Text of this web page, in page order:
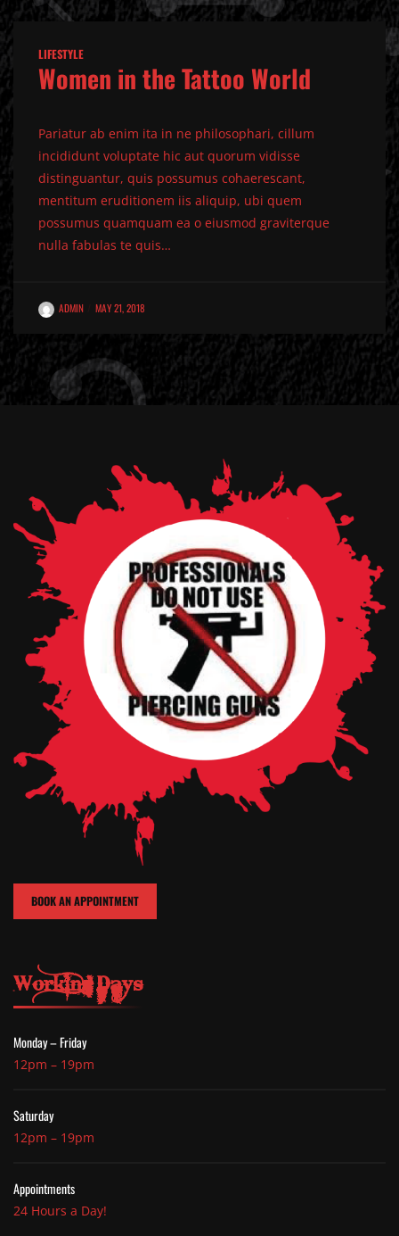
LIFESTYLE
Women in the Tattoo World
Pariatur ab enim ita in ne philosophari, cillum
incididunt voluptate hic aut quorum vidisse
distinguantur, quis possumus cohaerescant,
mentitum eruditionem iis aliquip, ubi quem
possumus quamquam ea o eiusmod graviterque
nulla fabulas te quis…
ADMIN MAY 21, 2018
BOOK AN APPOINTMENT
Working Days
Monday – Friday
12pm – 19pm
Saturday
12pm – 19pm
Appointments
24 Hours a Day!